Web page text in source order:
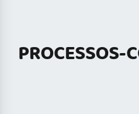
PROCESSOS-